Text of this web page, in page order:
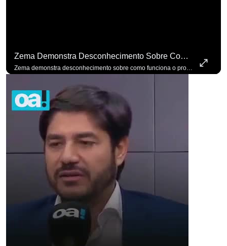
Zema Demonstra Desconhecimento Sobre Como Funciona O Processo De Mudança Das Leis. #OAntagonista
Zema demonstra desconhecimento sobre como funciona o processo de mudança das leis. #OAntagonista Se você busca informação com credibilidade, inscreva-se agora e ative o